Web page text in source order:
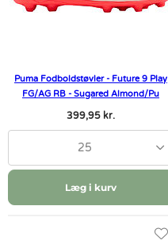
Puma Fodboldstøvler - Future 9 Play
FG/AG RB - Sugared Almond/Pu
399,95 kr.
25
Læg i kurv